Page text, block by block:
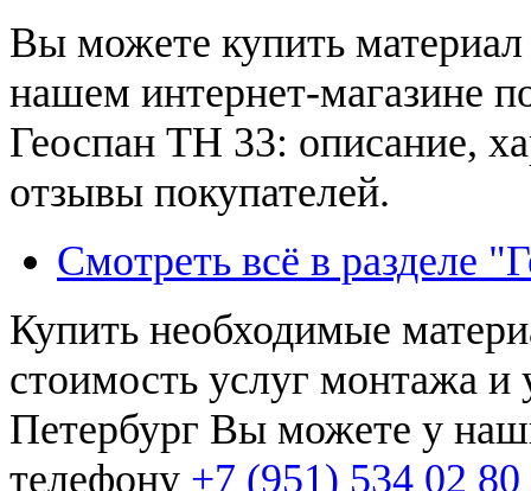
Вы можете купить
нашем интернет-магазине
Геоспан ТН 33: описание,
отзывы покупателей.
Смотреть всё в разделе
Купить необходимые
стоимость услуг монтажа и
Петербург Вы можете у
телефону +7 (951) 534 02 80